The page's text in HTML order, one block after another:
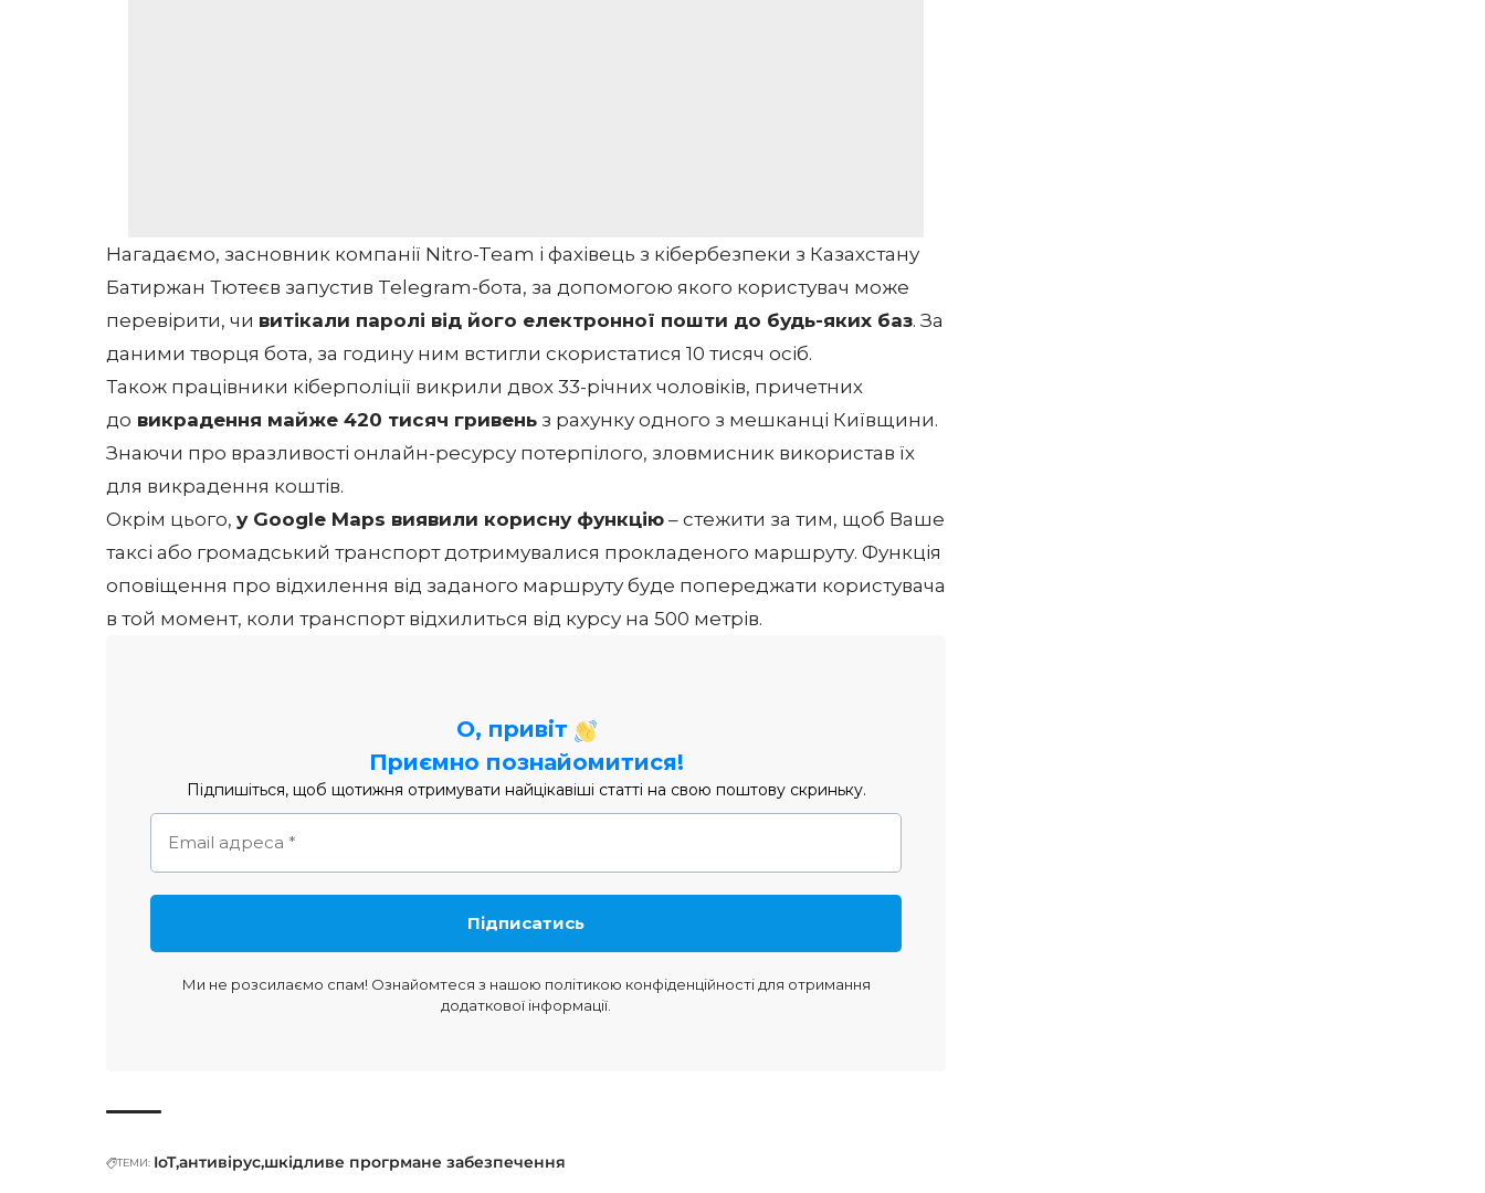
Нагадаємо, засновник компанії Nitro-Team і фахівець з кібербезпеки з Казахстану
Батиржан Тютеєв запустив Telegram-бота, за допомогою якого користувач може
перевірити, чи витікали паролі від його електронної пошти до будь-яких баз. За
даними творця бота, за годину ним встигли скористатися 10 тисяч осіб.
Також працівники кіберполіції викрили двох 33-річних чоловіків, причетних
до викрадення майже 420 тисяч гривень з рахунку одного з мешканці Київщини.
Знаючи про вразливості онлайн-ресурсу потерпілого, зловмисник використав їх
для викрадення коштів.
Окрім цього,у Google Maps виявили корисну функцію – стежити за тим, щоб Ваше
таксі або громадський транспорт дотримувалися прокладеного маршруту. Функція
оповіщення про відхилення від заданого маршруту буде попереджати користувача
в той момент, коли транспорт відхилиться від курсу на 500 метрів.
О, привіт
Приємно познайомитися!
Підпишіться, щоб щотижня отримувати найцікавіші статті на свою поштову скриньку.
Ми не розсилаємо спам! Ознайомтеся з нашою політикою конфіденційностідля отримання
додаткової інформації.
ТЕМИ: IoTантивірус шкідливе прогрмане забезпечення